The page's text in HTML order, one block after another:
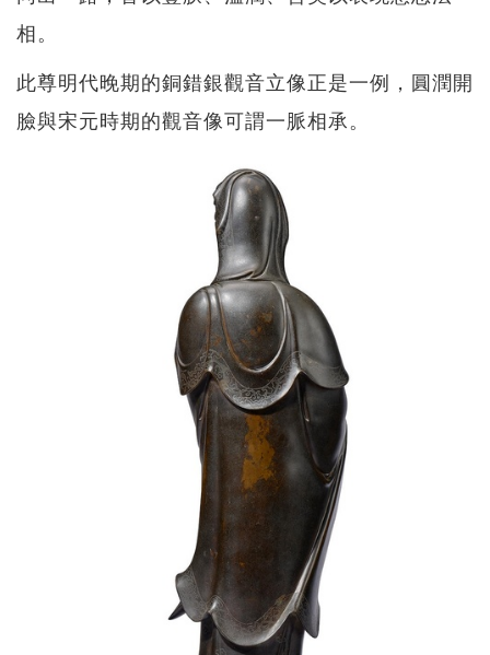
相。
此尊明代晚期的銅錯銀觀音立像正是一例，圓潤開
臉與宋元時期的觀音像可謂一脈相承。